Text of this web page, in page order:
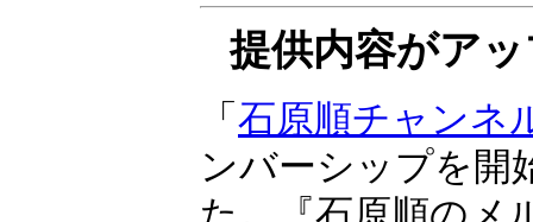
けサインが点灯す
▼ マーケットナビ
フォローシグナル
ドシグナル